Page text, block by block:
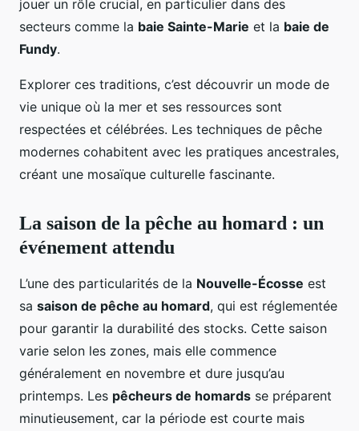
jouer un rôle crucial, en particulier dans des
secteurs comme la baie Sainte-Marie et la baie de
Fundy.
Explorer ces traditions, c’est découvrir un mode de
vie unique où la mer et ses ressources sont
respectées et célébrées. Les techniques de pêche
modernes cohabitent avec les pratiques ancestrales,
créant une mosaïque culturelle fascinante.
La saison de la pêche au homard : un
événement attendu
L’une des particularités de la Nouvelle-Écosse est
sa saison de pêche au homard, qui est réglementée
pour garantir la durabilité des stocks. Cette saison
varie selon les zones, mais elle commence
généralement en novembre et dure jusqu’au
printemps. Les pêcheurs de homards se préparent
minutieusement, car la période est courte mais